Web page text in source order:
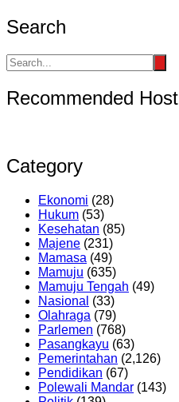
Search
Recommended Host
Category
Ekonomi (28)
Hukum (53)
Kesehatan (85)
Majene (231)
Mamasa (49)
Mamuju (635)
Mamuju Tengah (49)
Nasional (33)
Olahraga (79)
Parlemen (768)
Pasangkayu (63)
Pemerintahan (2,126)
Pendidikan (67)
Polewali Mandar (143)